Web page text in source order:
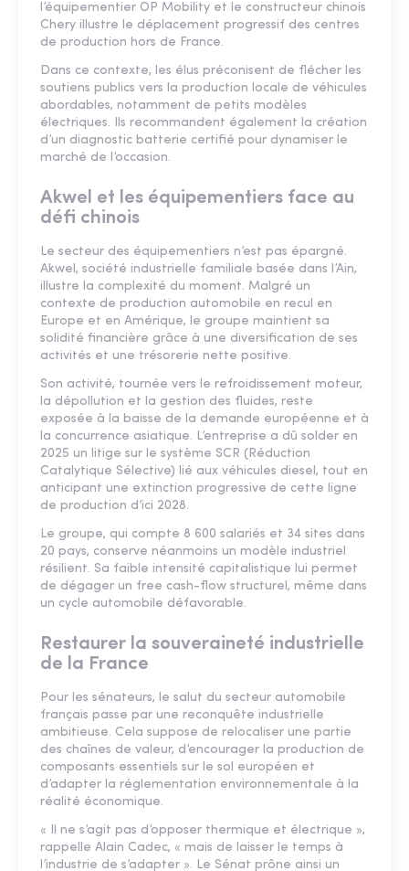
l’équipementier OP Mobility et le constructeur chinois
Chery illustre le déplacement progressif des centres
de production hors de France.
Dans ce contexte, les élus préconisent de flécher les
soutiens publics vers la production locale de véhicules
abordables, notamment de petits modèles
électriques. Ils recommandent également la création
d’un diagnostic batterie certifié pour dynamiser le
marché de l’occasion.
Akwel et les équipementiers face au
défi chinois
Le secteur des équipementiers n’est pas épargné.
Akwel, société industrielle familiale basée dans l’Ain,
illustre la complexité du moment. Malgré un
contexte de production automobile en recul en
Europe et en Amérique, le groupe maintient sa
solidité financière grâce à une diversification de ses
activités et une trésorerie nette positive.
Son activité, tournée vers le refroidissement moteur,
la dépollution et la gestion des fluides, reste
exposée à la baisse de la demande européenne et à
la concurrence asiatique. L’entreprise a dû solder en
2025 un litige sur le système SCR (Réduction
Catalytique Sélective) lié aux véhicules diesel, tout en
anticipant une extinction progressive de cette ligne
de production d’ici 2028.
Le groupe, qui compte 8 600 salariés et 34 sites dans
20 pays, conserve néanmoins un modèle industriel
résilient. Sa faible intensité capitalistique lui permet
de dégager un free cash-flow structurel, même dans
un cycle automobile défavorable.
Restaurer la souveraineté industrielle
de la France
Pour les sénateurs, le salut du secteur automobile
français passe par une reconquête industrielle
ambitieuse. Cela suppose de relocaliser une partie
des chaînes de valeur, d’encourager la production de
composants essentiels sur le sol européen et
d’adapter la réglementation environnementale à la
réalité économique.
« Il ne s’agit pas d’opposer thermique et électrique »,
rappelle Alain Cadec, « mais de laisser le temps à
l’industrie de s’adapter ». Le Sénat prône ainsi un